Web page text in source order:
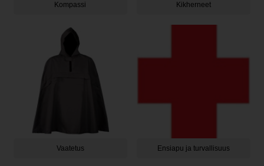
Kompassi Kikherneet
Vaatetus Ensiapu ja turvallisuus